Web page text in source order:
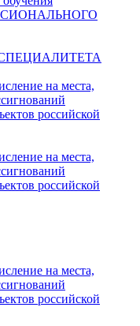
на места,
российской
на места,
российской
на места,
российской